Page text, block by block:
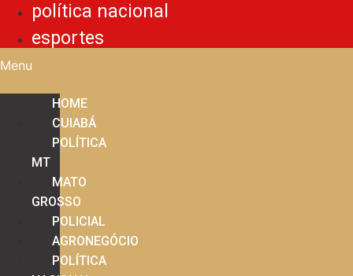
política nacional
esportes
Menu
HOME
CUIABÁ
POLÍTICA
MT
MATO
GROSSO
POLICIAL
AGRONEGÓCIO
POLÍTICA